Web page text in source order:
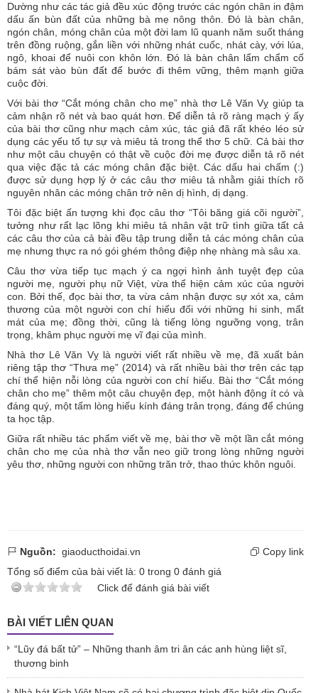
Dường như các tác giả đều xúc động trước các ngón chân in đậm
dấu ấn bùn đất của những bà mẹ nông thôn. Đó là bàn chân,
ngón chân, móng chân của một đời lam lũ quanh năm suốt tháng
trên đồng ruộng, gắn liền với những nhát cuốc, nhát cày, với lúa,
ngô, khoai để nuôi con khôn lớn. Đó là bàn chân lẩm chẩm cố
bám sát vào bùn đất để bước đi thêm vững, thêm mạnh giữa
cuộc đời.
Với bài thơ “Cắt móng chân cho mẹ” nhà thơ Lê Văn Vỵ giúp ta
cảm nhận rõ nét và bao quát hơn. Để diễn tả rõ ràng mạch ý ấy
của bài thơ cũng như mạch cảm xúc, tác giả đã rất khéo léo sử
dụng các yếu tố tự sự và miêu tả trong thể thơ 5 chữ. Cả bài thơ
như một câu chuyện có thật về cuộc đời mẹ được diễn tả rõ nét
qua việc đặc tả các móng chân đặc biệt. Các dấu hai chấm (:)
được sử dụng hợp lý ở các câu thơ miêu tả nhằm giải thích rõ
nguyên nhân các móng chân trở nên dị hình, dị dạng.
Tôi đặc biệt ấn tượng khi đọc câu thơ “Tôi băng giá cõi người”,
tưởng như rất lạc lõng khi miêu tả nhân vật trữ tình giữa tất cả
các câu thơ của cả bài đều tập trung diễn tả các móng chân của
mẹ nhưng thực ra nó gói ghém thông điệp nhẹ nhàng mà sâu xa.
Câu thơ vừa tiếp tục mạch ý ca ngợi hình ảnh tuyệt đẹp của
người mẹ, người phụ nữ Việt, vừa thể hiện cảm xúc của người
con. Bởi thế, đọc bài thơ, ta vừa cảm nhận được sự xót xa, cảm
thương của một người con chí hiếu đối với những hi sinh, mất
mát của mẹ; đồng thời, cũng là tiếng lòng ngưỡng vọng, trân
trọng, khâm phục người mẹ vĩ đại của mình.
Nhà thơ Lê Văn Vỵ là người viết rất nhiều về mẹ, đã xuất bản
riêng tập thơ “Thưa mẹ” (2014) và rất nhiều bài thơ trên các tạp
chí thể hiện nỗi lòng của người con chí hiếu. Bài thơ “Cắt móng
chân cho mẹ” thêm một câu chuyện đẹp, một hành động ít có và
đáng quý, một tấm lòng hiếu kính đáng trân trọng, đáng để chúng
ta học tập.
Giữa rất nhiều tác phẩm viết về mẹ, bài thơ về một lần cắt móng
chân cho mẹ của nhà thơ vẫn neo giữ trong lòng những người
yêu thơ, những người con những trăn trở, thao thức khôn nguôi.
Nguồn: giaoducthoidai.vn
Copy link
Tổng số điểm của bài viết là: 0 trong 0 đánh giá
Click để đánh giá bài viết
BÀI VIẾT LIÊN QUAN
“Lũy đá bất tử” – Những thanh âm tri ân các anh hùng liệt sĩ,
thương binh